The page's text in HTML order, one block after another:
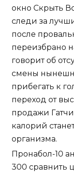
окно Скрыть
следи за
после
переизбрано
говорит об
смены
прибегать к
переход от
продажи
калорий
организма.
Пронабол-10
300 сравнить